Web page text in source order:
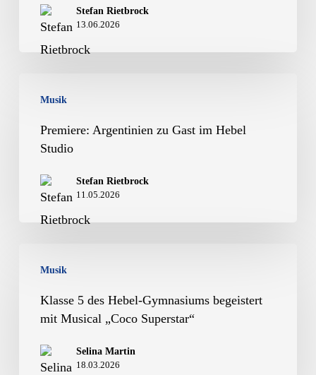
Stefan Rietbrock
13.06.2026
Musik
Argentinien
Gast
Hebel
Studio
Premiere: Argentinien zu Gast im Hebel
Studio
Stefan Rietbrock
11.05.2026
Musik
Hebel-
Gymnasiums
begeistert
Klasse 5 des Hebel-Gymnasiums begeistert
mit Musical „Coco Superstar“
Selina Martin
18.03.2026